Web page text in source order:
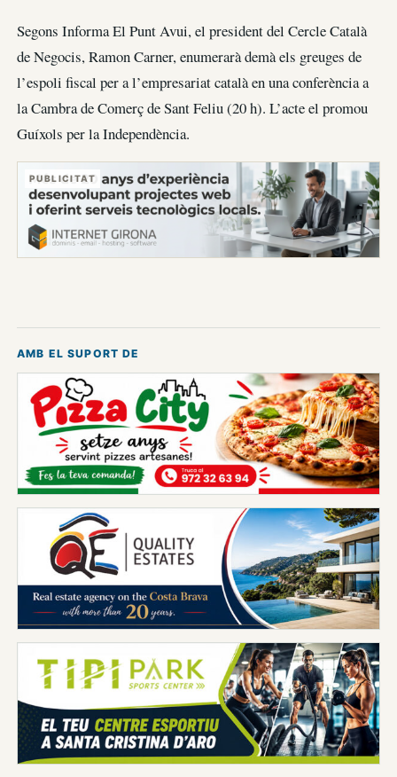
Segons Informa El Punt Avui, el president del Cercle Català
de Negocis, Ramon Carner, enumerarà demà els greuges de
l’espoli fiscal per a l’empresariat català en una conferència a
la Cambra de Comerç de Sant Feliu (20 h). L’acte el promou
Guíxols per la Independència.
PUBLICITAT
AMB EL SUPORT DE